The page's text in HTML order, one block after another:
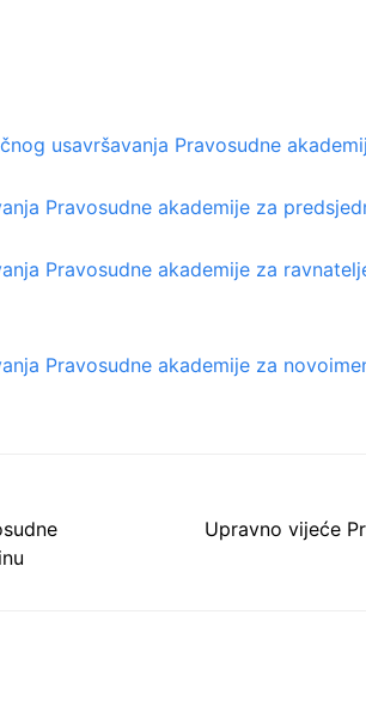
usavršavanja Pravosudne
Pravosudne akademije za
Pravosudne akademije za
Pravosudne akademije za
Upravno vijeće